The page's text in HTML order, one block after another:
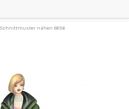
Schnittmuster nähen 8856